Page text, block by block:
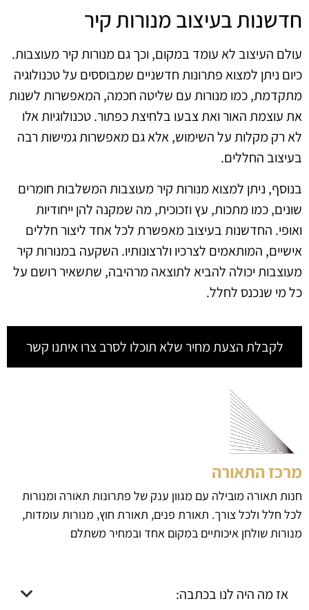
חדשנות בעיצוב מנורות קיר
עולם העיצוב לא עומד במקום, וכך גם מנורות קיר מעוצבות.
כיום ניתן למצוא פתרונות חדשניים שמבוססים על טכנולוגיה
מתקדמת, כמו מנורות עם שליטה חכמה, המאפשרות לשנות
את עוצמת האור ואת צבעו בלחיצת כפתור. טכנולוגיות אלו
לא רק מקלות על השימוש, אלא גם מאפשרות גמישות רבה
בעיצוב החללים.
בנוסף, ניתן למצוא מנורות קיר מעוצבות המשלבות חומרים
שונים, כמו מתכות, עץ וזכוכית, מה שמקנה להן ייחודיות
ואופי. החדשנות בעיצוב מאפשרת לכל אחד ליצור חללים
אישיים, המותאמים לצרכיו ולרצונותיו. השקעה במנורות קיר
מעוצבות יכולה להביא לתוצאה מרהיבה, שתשאיר רושם על
כל מי שנכנס לחלל.
לקבלת הצעת מחיר שלא תוכלו לסרב צרו איתנו קשר
מרכז התאורה
חנות תאורה מובילה עם מגוון ענק של פתרונות תאורה ומנורות
לכל חלל ולכל צורך. תאורת פנים, תאורת חוץ, מנורות עומדות,
מנורות שולחן איכותיים במקום אחד ובמחיר משתלם
אז מה היה לנו בכתבה: